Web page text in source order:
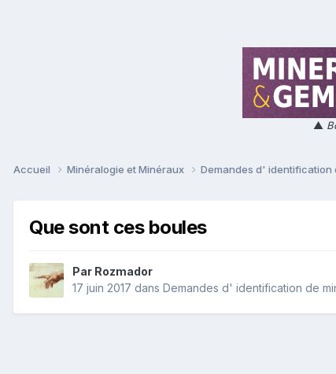
▲
Accueil Minéralogie et Minéraux Demandes d' identification
Que sont ces boules
Par Rozmador
17 juin 2017 dans Demandes d' identification de